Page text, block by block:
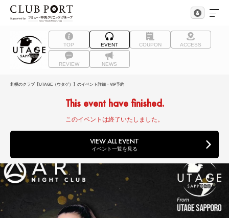
TOP EVENT COUPON ACCESS
REVIEW NEWS
札幌のクラブ【UTAGE（ウタゲ）】のイベント詳細・VIP予約
This event have finished.
このイベントは終了いたしました。
VIEW ALL EVENT
イベント一覧を見る